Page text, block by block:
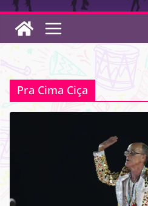
Pra Cima Ciça